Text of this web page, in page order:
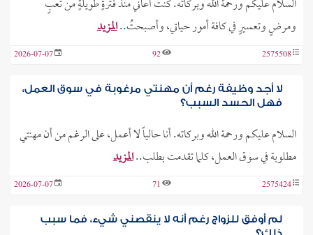
السلام عليكم ورحمة الله وبركاته. كنتُ أعاني منذ فترةٍ طويلةٍ من تعبٍ
ومرضٍ وتعسيرٍ في كافة أمور حياتي، وأصبحتُ..المزيد
2575508
92
2026-07-07
لا أجد وظيفة رغم أن مهنتي مرغوبة في سوق العمل،
فهل الحسد السبب؟
السلام عليكم ورحمة الله وبركاته. أنا حالياً لا أعمل، على الرغم من أن مهنتي
مطلوبة في سوق العمل، كلما تقدمت بطلب..المزيد
2575424
71
2026-07-07
لم أوفق للزواج رغم أنه لا ينقصني شيء، فما سبب